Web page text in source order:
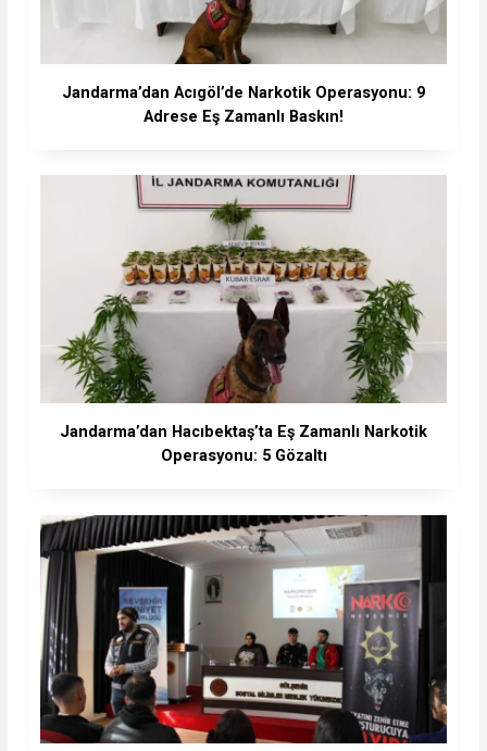
Jandarma’dan Acıgöl’de Narkotik Operasyonu: 9
Adrese Eş Zamanlı Baskın!
Jandarma’dan Hacıbektaş’ta Eş Zamanlı Narkotik
Operasyonu: 5 Gözaltı